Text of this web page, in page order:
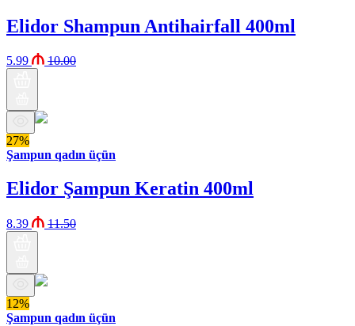
Elidor Shampun Antihairfall 400ml
5.99 10.00
27%
Şampun qadın üçün
Elidor Şampun Keratin 400ml
8.39 11.50
12%
Şampun qadın üçün